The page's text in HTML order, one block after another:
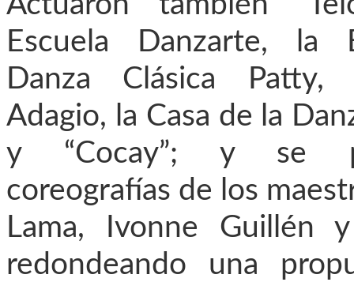
Escuela Danzarte, la
Danza Clásica Patty,
Adagio, la Casa de la
y “Cocay”; y se
coreografías de los
Lama, Ivonne Guillén
redondeando una